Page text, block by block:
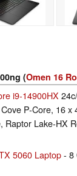
(Omen 16
i9-14900HX
P-Core, 16 x
Raptor Lake-HX
5060 Laptop- 8